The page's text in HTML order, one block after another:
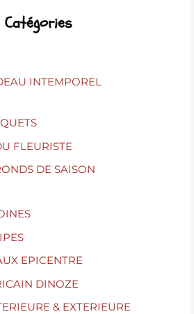
Catégories
INTEMPOREL
FLEURISTE
DE SAISON
EPICENTRE
DINOZE
& EXTERIEURE